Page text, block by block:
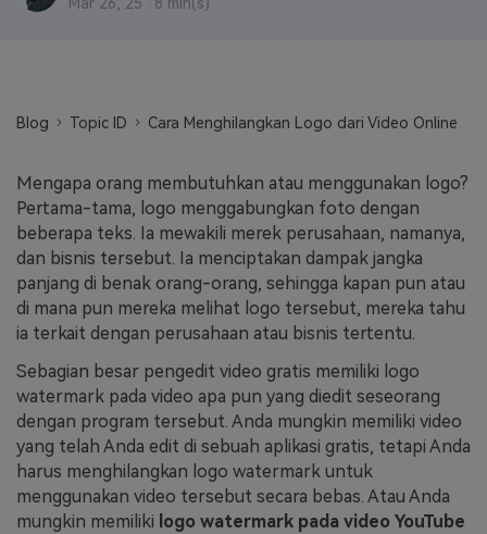
Editor Gambar AI
FAQs Hubungi Kami
Tips & Tutorial AI
Postingan Terbaru
Jelajahi Lebih Banyak >>
Harga
Masuk
Berkreasi dengan AI
Blog Topic ID Cara Menghilangkan Logo dari Video Online
Mengapa orang membutuhkan atau menggunakan logo?
Pertama-tama, logo menggabungkan foto dengan
beberapa teks. Ia mewakili merek perusahaan, namanya,
dan bisnis tersebut. Ia menciptakan dampak jangka
panjang di benak orang-orang, sehingga kapan pun atau
di mana pun mereka melihat logo tersebut, mereka tahu
ia terkait dengan perusahaan atau bisnis tertentu.
Sebagian besar pengedit video gratis memiliki logo
watermark pada video apa pun yang diedit seseorang
dengan program tersebut. Anda mungkin memiliki video
yang telah Anda edit di sebuah aplikasi gratis, tetapi Anda
harus menghilangkan logo watermark untuk
menggunakan video tersebut secara bebas. Atau Anda
mungkin memiliki logo watermark pada video YouTube